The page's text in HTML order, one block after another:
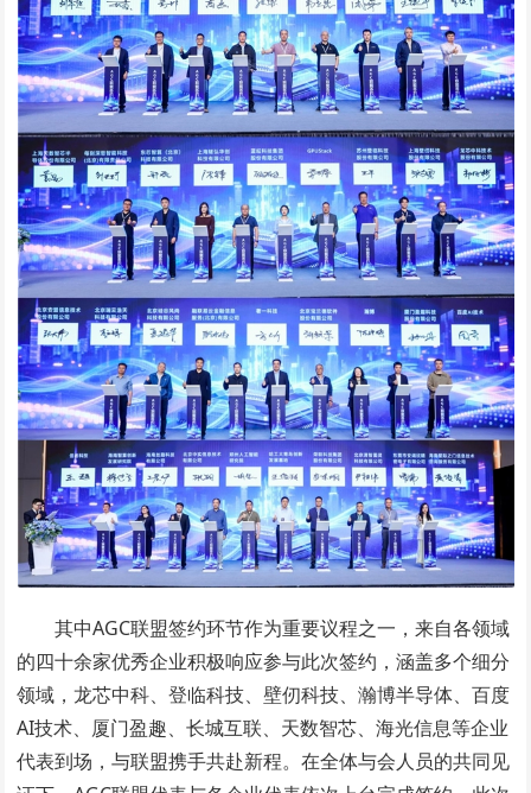
其中AGC联盟签约环节作为重要议程之一，来自各领域
的四十余家优秀企业积极响应参与此次签约，涵盖多个细分
领域，龙芯中科、登临科技、壁仞科技、瀚博半导体、百度
AI技术、厦门盈趣、长城互联、天数智芯、海光信息等企业
代表到场，与联盟携手共赴新程。在全体与会人员的共同见